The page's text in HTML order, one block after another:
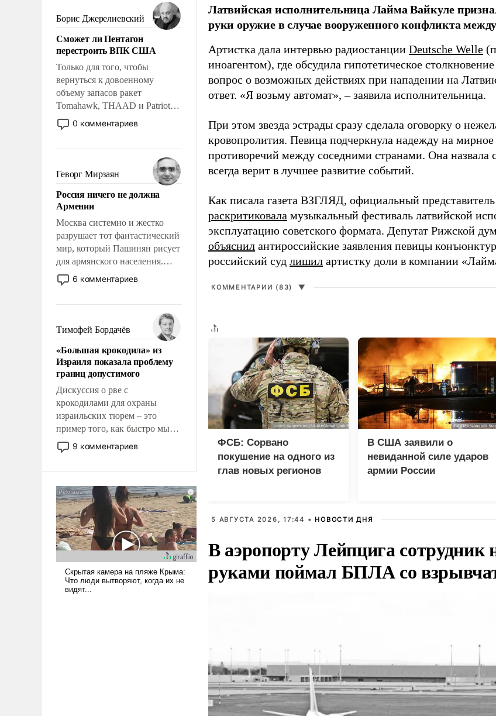
Борис Джерелиевский
Сможет ли Пентагон
перестроить ВПК США
Только для того, чтобы
вернуться к довоенному
объему запасов ракет
Tomahawk, THAAD и Patriot
США потребуется более трех
лет. Даже небольшая война с
Сложившаяся ситуация
означает многолетний период
уязвимости США, например,
перед Китаем.
0 комментариев
Геворг Мирзаян
Россия ничего не должна
Армении
Москва системно и жестко
разрушает тот фантастический
мир, который Пашинян рисует
для армянского населения.
Мир, где этому населению все
должны просто по
политические прожекты будут
беспрекословно оплачиваться
за счет российских
налогоплательщиков и где за
свои поступки не нужно
отвечать.
6 комментариев
Тимофей Бордачёв
«Большая крокодила» из
Израиля показала проблему
границ допустимого
Дискуссия о рве с
крокодилами для охраны
израильских тюрем – это
пример того, как быстро мы
двигаемся по пути
революционных изменений.
псевдонаучной фантастики,
стало всерьез обсуждаемой
идеей.
9 комментариев
Латвийская исполнительница Лайма Вайкуле
руки оружие в случае вооруженного конфликта
Артистка дала интервью радиостанции Deutsche Welle
иноагентом), где обсудила гипотетическое
вопрос о возможных действиях при нападении на
ответ. «Я возьму автомат», – заявила исполнительница.
При этом звезда эстрады сразу сделала оговорку о
кровопролития. Певица подчеркнула надежду на
противоречий между соседними странами. Она назвала
всегда верит в лучшее развитие событий.
Как писала газета ВЗГЛЯД, официальный
раскритиковала музыкальный фестиваль латвийской
эксплуатацию советского формата. Депутат Рижской
объяснил антироссийские заявления певицы
российский суд лишил артистку доли в компании
КОММЕНТАРИИ (83) ▼
ФСБ: Сорвано
покушение на одного из
глав новых регионов
В США заявили о
невиданной силе ударов
армии России
5 АВГУСТА 2026, 17:44 • НОВОСТИ ДНЯ
В аэропорту Лейпцига
руками поймал БПЛА со